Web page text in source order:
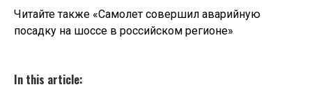
Читайте также «Самолет совершил аварийную
посадку на шоссе в российском регионе»
In this article: